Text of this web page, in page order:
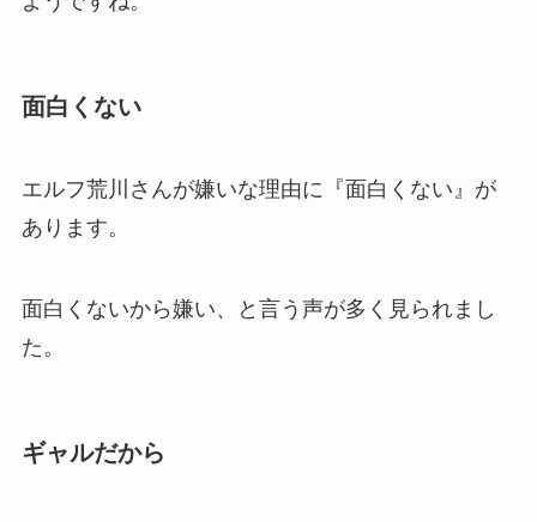
面白くない
エルフ荒川さんが嫌いな理由に『面白くない』が
あります。
面白くないから嫌い、と言う声が多く見られまし
た。
ギャルだから